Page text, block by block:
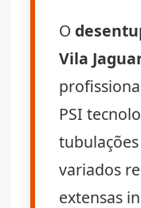
O
Vila
PSI
variados
extensas